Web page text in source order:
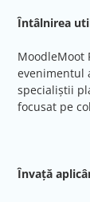
Întâlnirea
MoodleMoot
evenimentul
specialiștii
focusat pe
Învață